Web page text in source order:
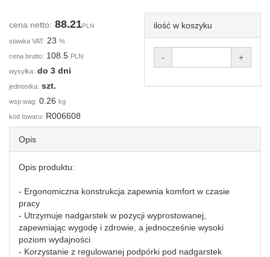
cena netto: 88.21PLN
stawka VAT: 23 %
cena brutto: 108.5 PLN
wysyłka: do 3 dni
jednostka: szt.
wsp wag: 0.26 kg
kod towaru: R006608
ilość w koszyku
- +
Opis
Opis produktu:
- Ergonomiczna konstrukcja zapewnia komfort w czasie
pracy
- Utrzymuje nadgarstek w pozycji wyprostowanej,
zapewniając wygodę i zdrowie, a jednocześnie wysoki
poziom wydajności
- Korzystanie z regulowanej podpórki pod nadgarstek